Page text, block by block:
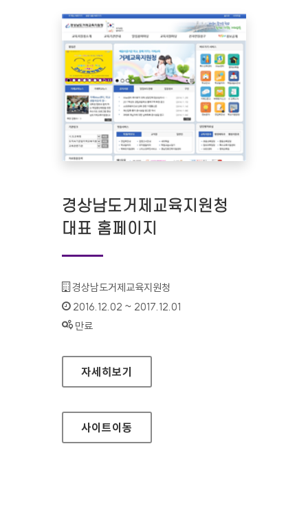
경상남도거제교육지원청
대표 홈페이지
기관명 :
경상남도거제교육지원청
인증기간 :
2016.12.02 ~ 2017.12.01
상태 :
만료
경상남도거제교육지원청 대표 홈페이지
자세히보기
사이트이동